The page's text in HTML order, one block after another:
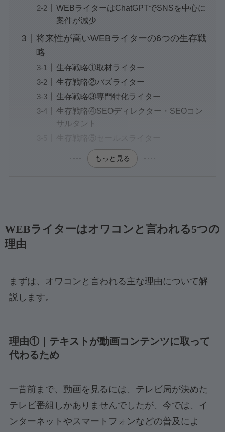
WEBライターはChatGPTでSNSを中心に
案件が減少
将来性が高いWEBライターの6つの生存戦
略
生存戦略①取材ライター
生存戦略②バズライター
生存戦略③専門特化ライター
生存戦略④SEOディレクター・SEOコン
サルタント
もっと見る
WEBライターはオワコンと言われる5つの
理由
まずは、オワコンと言われる主な理由について解
説します。
理由①｜テキストが動画コンテンツに取って
代わるため
一昔前まで、動画を見るには、テレビ局が決めた
テレビ番組しかありませんでしたが、今では、イ
ンターネットやスマートフォンなどの普及によ